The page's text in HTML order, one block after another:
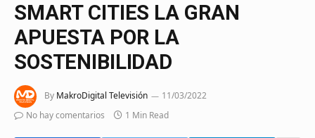
SMART CITIES LA GRAN
APUESTA POR LA
SOSTENIBILIDAD
By MakroDigital Televisión
11/03/2022
No hay comentarios
1 Min Read